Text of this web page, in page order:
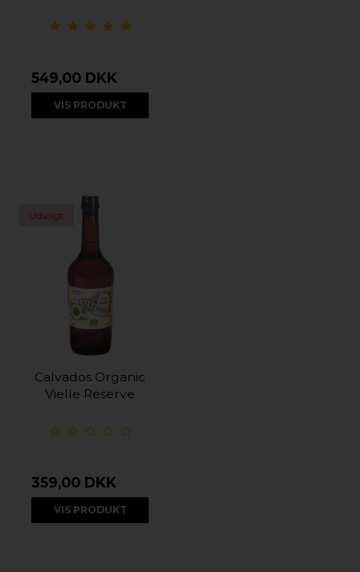
549,00 DKK
VIS PRODUKT
Udsolgt
Calvados Organic
Vielle Reserve
359,00 DKK
VIS PRODUKT